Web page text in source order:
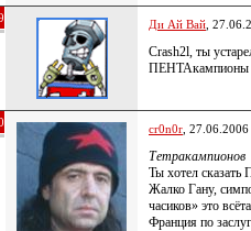
Ди Ай Вай ,
Crash2l, ты
ПЕНТАкампионы
cr0n0r ,
Тетракампионов
Ты хотел сказать
Жалко Гану,
часиков» это
Франция по